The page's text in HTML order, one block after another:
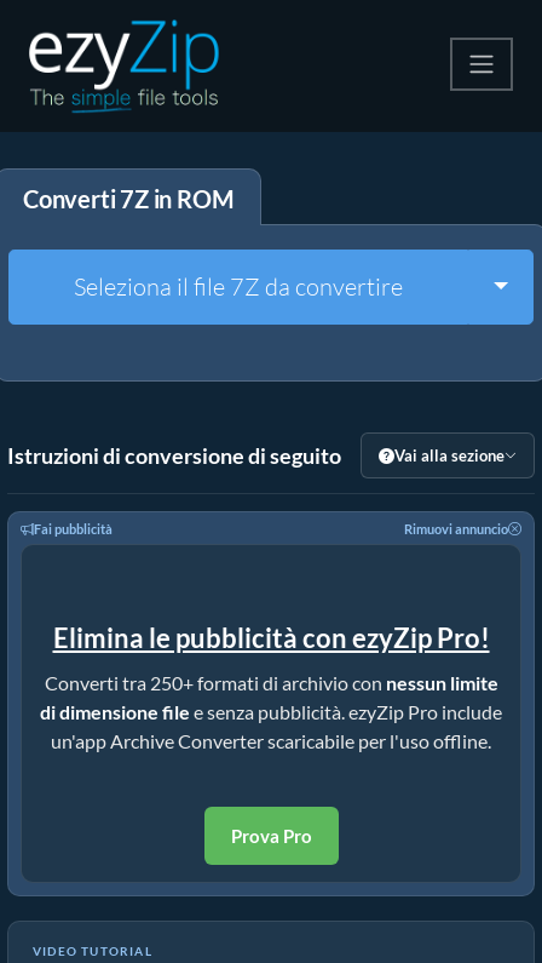
Decomprimi
Altri strumenti
Converti 7Z in ROM
Seleziona il file 7Z da convertire
Istruzioni di conversione di seguito Vai alla sezione
Fai pubblicità Rimuovi annuncio
Elimina le pubblicità con ezyZip Pro!
Converti tra 250+ formati di archivio con nessun limite
di dimensione file e senza pubblicità. ezyZip Pro include
un'app Archive Converter scaricabile per l'uso offline.
Prova Pro
VIDEO TUTORIAL